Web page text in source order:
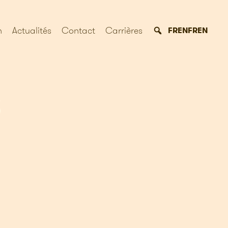
Actualités Contact Carrières FRENFREN